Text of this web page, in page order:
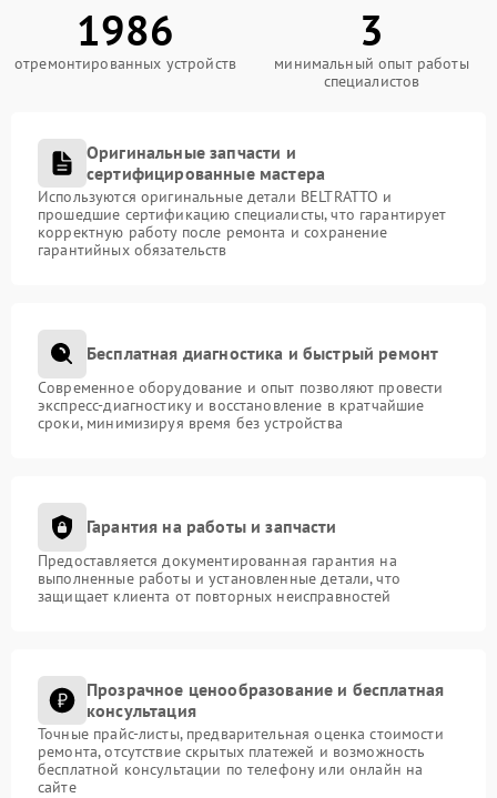
1986
отремонтированных устройств
3
минимальный опыт работы
специалистов
Оригинальные запчасти и
сертифицированные мастера
Используются оригинальные детали BELTRATTO и
прошедшие сертификацию специалисты, что гарантирует
корректную работу после ремонта и сохранение
гарантийных обязательств
Бесплатная диагностика и быстрый ремонт
Современное оборудование и опыт позволяют провести
экспресс-диагностику и восстановление в кратчайшие
сроки, минимизируя время без устройства
Гарантия на работы и запчасти
Предоставляется документированная гарантия на
выполненные работы и установленные детали, что
защищает клиента от повторных неисправностей
Прозрачное ценообразование и бесплатная
консультация
Точные прайс-листы, предварительная оценка стоимости
ремонта, отсутствие скрытых платежей и возможность
бесплатной консультации по телефону или онлайн на
сайте